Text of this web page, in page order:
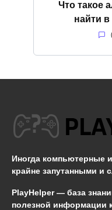
Что такое
найти
Иногда компьютерные
крайне запутанными и
PlayHelper — база
полезной информации